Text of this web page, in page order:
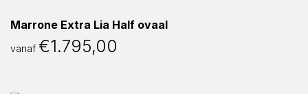
Marrone Extra Lia Half ovaal
vanaf €1.795,00